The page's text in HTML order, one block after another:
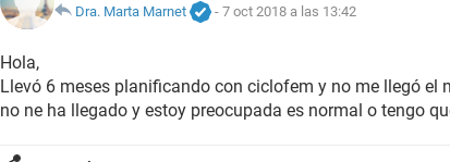
Dra. Marta Marnet
- 7 oct 2018 a las 13:42
Hola,
Llevó 6 meses planificando con ciclofem y no me llegó el
no ne ha llegado y estoy preocupada es normal o tengo